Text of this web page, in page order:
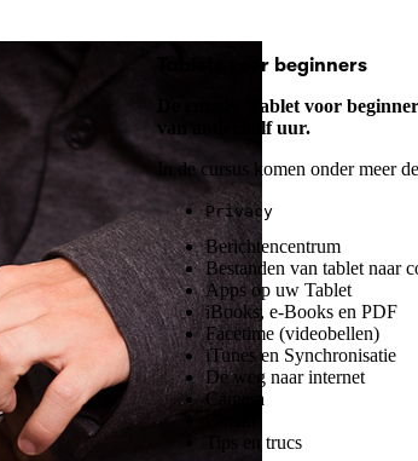
Tablets voor beginners
De cursus 'Tablet voor
van anderhalf uur.
In de cursus komen onder meer
Privacy
Berichtencentrum
Bestanden van tablet naar
Apps op uw Tablet
iBooks, e-Books en PDF
Facetime (videobellen)
iTunes en Synchronisatie
De weg naar internet
Camera
Tips en trucs